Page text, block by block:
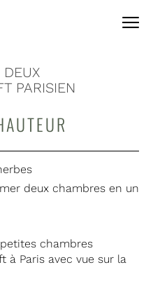
PARISIEN
deux chambres en un
chambres
à Paris avec vue sur la